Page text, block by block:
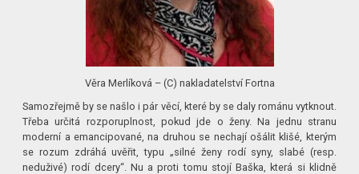
Věra Merlíková – (C) nakladatelství Fortna
Samozřejmě by se našlo i pár věcí, které by se daly románu vytknout.
Třeba určitá rozporuplnost, pokud jde o ženy. Na jednu stranu
moderní a emancipované, na druhou se nechají ošálit klišé, kterým
se rozum zdráhá uvěřit, typu „silné ženy rodí syny, slabé (resp.
neduživé) rodí dcery“. Nu a proti tomu stojí Baška, která si klidně